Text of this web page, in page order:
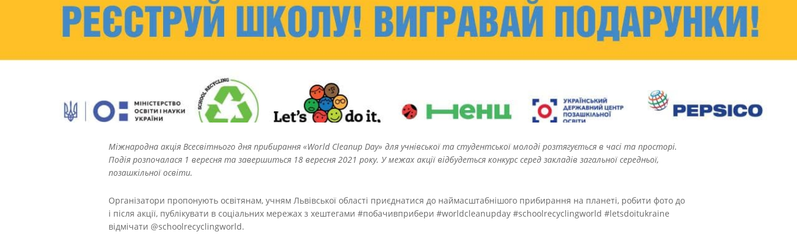
Міжнародна акція Всесвітнього дня прибирання «World Cleanup Day» для учнівської та студентської молоді розтягується в часі та просторі.
Подія розпочалася 1 вересня та завершиться 18 вересня 2021 року. У межах акції відбудеться конкурс серед закладів загальної середньої,
позашкільної освіти.
Організатори пропонують освітянам, учням Львівської області приєднатися до наймасштабнішого прибирання на планеті, робити фото до
і після акції, публікувати в соціальних мережах з хештегами #побачивприбери #worldcleanupday #schoolrecyclingworld #letsdoitukraine
відмічати @schoolrecyclingworld.